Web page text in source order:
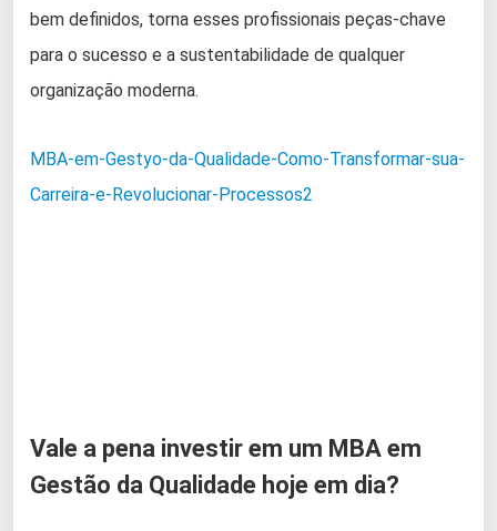
bem definidos, torna esses profissionais peças-chave
para o sucesso e a sustentabilidade de qualquer
organização moderna.
MBA-em-Gestyo-da-Qualidade-Como-Transformar-sua-
Carreira-e-Revolucionar-Processos2
Vale a pena investir em um MBA em
Gestão da Qualidade hoje em dia?